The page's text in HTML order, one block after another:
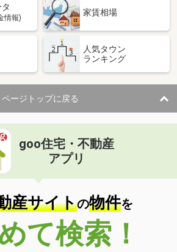
情報)
家賃相場
人気タウン
ランキング
ページトップに戻る
goo住宅・不動産
アプリ
産サイトの物件を
て検索！